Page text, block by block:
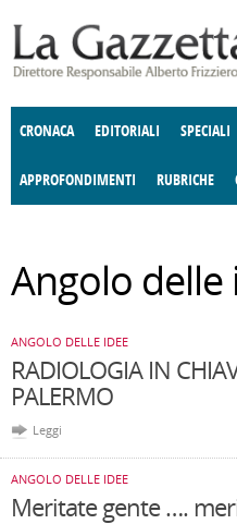
CRONACA EDITORIALI SPECIALI
APPROFONDIMENTI
E SPETTACOLI POLITICA
RUBRICHE
ANGOLO DELLE IDEE FATTI
Angolo delle
ANGOLO DELLE IDEE
RADIOLOGIA IN
PALERMO
Leggi
ANGOLO DELLE IDEE
Meritate gente ….